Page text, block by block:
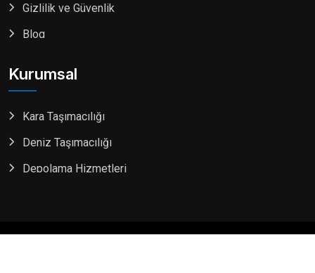
Gizlilik ve Güvenlik
Blog
Kurumsal
Kara Taşımacılığı
Deniz Taşımacılığı
Depolama Hizmetleri